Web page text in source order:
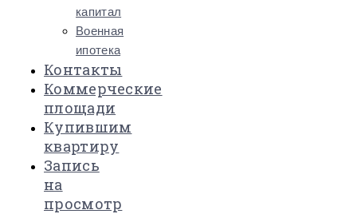
капитал
Военная
ипотека
Контакты
Коммерческие
площади
Купившим
квартиру
Запись
на
просмотр